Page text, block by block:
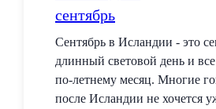
сентябрь
Сентябрь в Исландии - это
длинный световой день и
по-летнему месяц. Многие
после Исландии не хочется